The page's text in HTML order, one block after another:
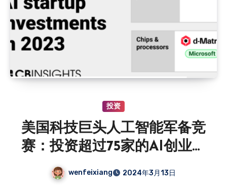
投资
美国科技巨头人工智能军备竞
赛：投资超过75家的AI创业公
wenfeixiang 2024年3月13日